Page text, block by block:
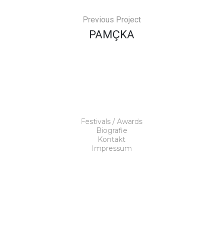
Previous Project
PAMÇKA
Festivals / Awards
Biografie
Kontakt
Impressum